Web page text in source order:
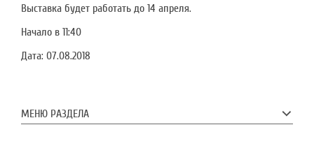
Выставка будет работать до 14 апреля.
Начало в 11:40
Дата: 07.08.2018
МЕНЮ РАЗДЕЛА